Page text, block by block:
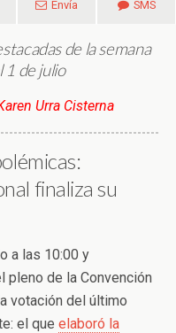
Envía SMS
de la semana
1 de julio
Urra Cisterna
finaliza su
a las 10:00 y
pleno de la Convención
votación del último
el que elaboró la